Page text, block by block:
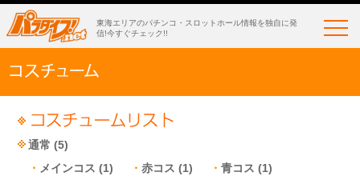
東海エリアのパチンコ・スロットホール情報を独自に発
信!今すぐチェック!!
通常 (5)
メインコス (1) 赤コス (1) 青コス (1)